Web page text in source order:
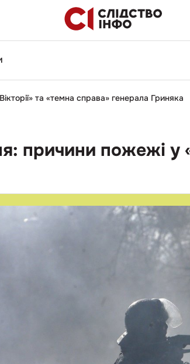
та «темна справа» генерала Гриняка
причини пожежі у